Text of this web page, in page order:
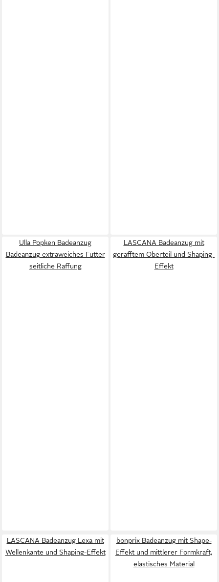
Ulla Popken Badeanzug
Badeanzug extraweiches Futter
seitliche Raffung
LASCANA Badeanzug mit
gerafftem Oberteil und Shaping-
Effekt
LASCANA Badeanzug Lexa mit
Wellenkante und Shaping-Effekt
bonprix Badeanzug mit Shape-
Effekt und mittlerer Formkraft,
elastisches Material